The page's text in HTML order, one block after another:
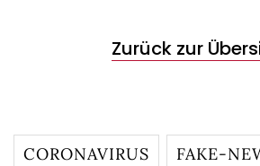
Zurück zur
CORONAVIRUS FAKE-